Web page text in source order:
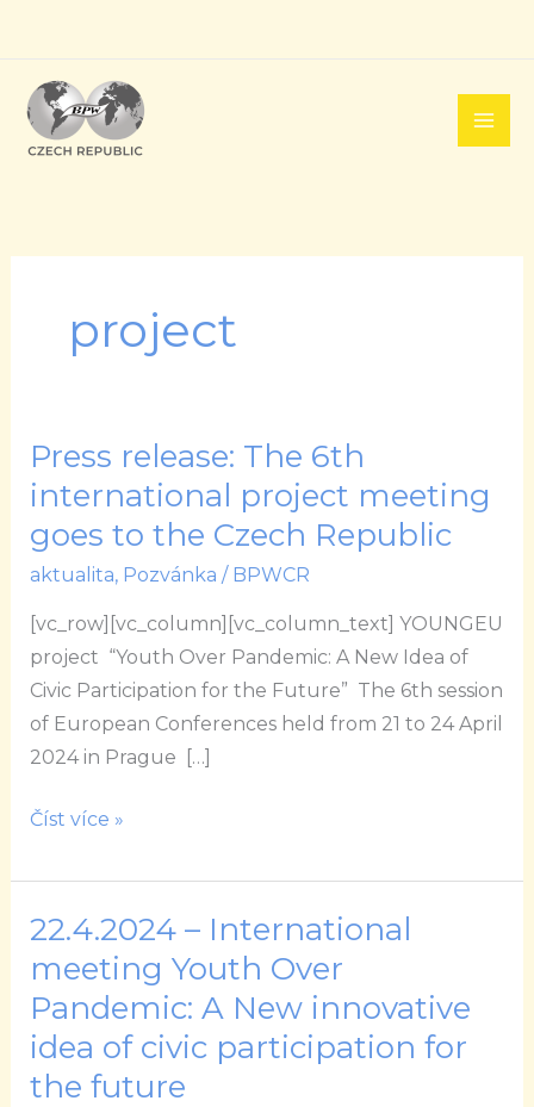
obsah
project
Press release: The 6th
international project meeting
goes to the Czech Republic
aktualita, Pozvánka / BPWCR
[vc_row][vc_column][vc_column_text] YOUNGEU
project “Youth Over Pandemic: A New Idea of
Civic Participation for the Future” The 6th session
of European Conferences held from 21 to 24 April
2024 in Prague […]
Press
release:
6th
international
project
meeting
goes
to
the
Republic
Číst více »
22.4.2024 – International
meeting Youth Over
Pandemic: A New innovative
idea of civic participation for
the future
22.4.2024
–
International
meeting
Youth
Over